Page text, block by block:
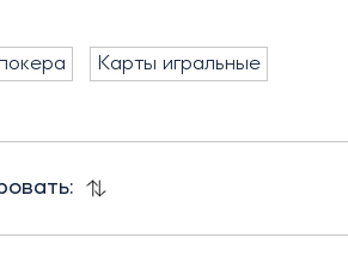
Карты игральные